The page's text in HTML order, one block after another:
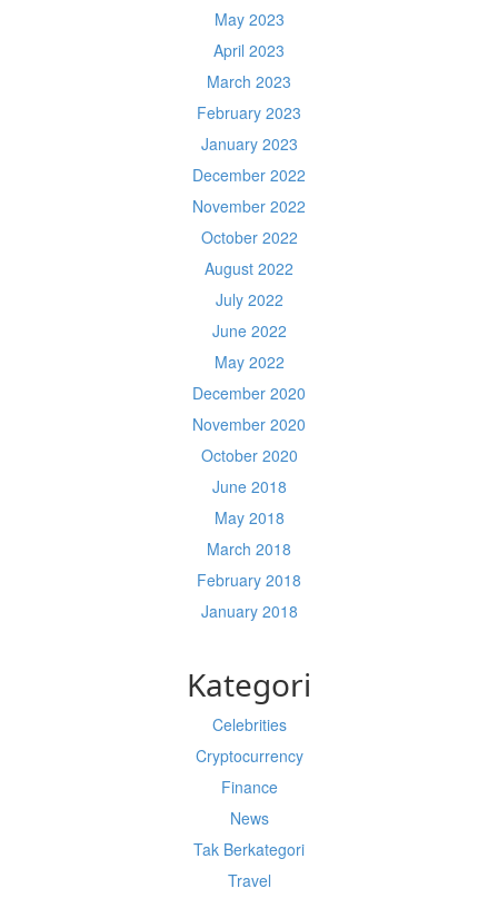
May 2023
April 2023
March 2023
February 2023
January 2023
December 2022
November 2022
October 2022
August 2022
July 2022
June 2022
May 2022
December 2020
November 2020
October 2020
June 2018
May 2018
March 2018
February 2018
January 2018
Kategori
Celebrities
Cryptocurrency
Finance
News
Tak Berkategori
Travel